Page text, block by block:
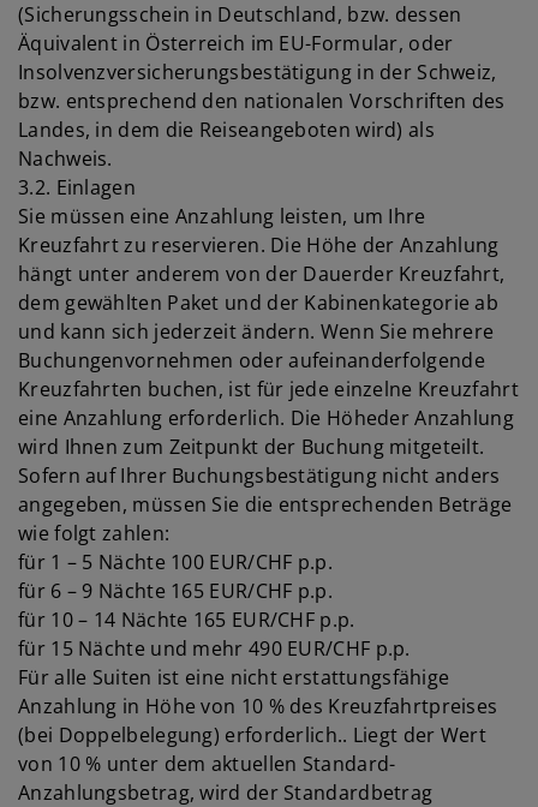
(Sicherungsschein in Deutschland, bzw. dessen
Äquivalent in Österreich im EU-Formular, oder
Insolvenzversicherungsbestätigung in der Schweiz,
bzw. entsprechend den nationalen Vorschriften des
Landes, in dem die Reiseangeboten wird) als
Nachweis.
3.2. Einlagen
Sie müssen eine Anzahlung leisten, um Ihre
Kreuzfahrt zu reservieren. Die Höhe der Anzahlung
hängt unter anderem von der Dauerder Kreuzfahrt,
dem gewählten Paket und der Kabinenkategorie ab
und kann sich jederzeit ändern. Wenn Sie mehrere
Buchungenvornehmen oder aufeinanderfolgende
Kreuzfahrten buchen, ist für jede einzelne Kreuzfahrt
eine Anzahlung erforderlich. Die Höheder Anzahlung
wird Ihnen zum Zeitpunkt der Buchung mitgeteilt.
Sofern auf Ihrer Buchungsbestätigung nicht anders
angegeben, müssen Sie die entsprechenden Beträge
wie folgt zahlen:
für 1 – 5 Nächte 100 EUR/CHF p.p.
für 6 – 9 Nächte 165 EUR/CHF p.p.
für 10 – 14 Nächte 165 EUR/CHF p.p.
für 15 Nächte und mehr 490 EUR/CHF p.p.
Für alle Suiten ist eine nicht erstattungsfähige
Anzahlung in Höhe von 10 % des Kreuzfahrtpreises
(bei Doppelbelegung) erforderlich.. Liegt der Wert
von 10 % unter dem aktuellen Standard-
Anzahlungsbetrag, wird der Standardbetrag